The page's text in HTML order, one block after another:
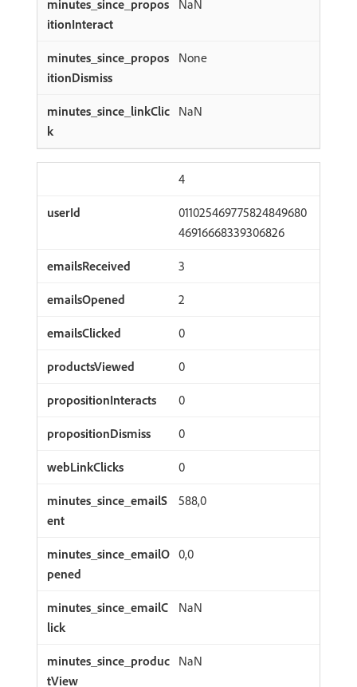
NaN
None
NaN
4
011025469775824849680
46916668339306826
3
2
0
0
0
0
0
588,0
0,0
NaN
NaN